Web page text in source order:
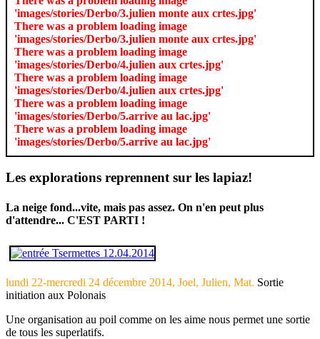
'images/stories/Derbo/3.julien monte aux crtes.jpg'
There was a problem loading image
'images/stories/Derbo/3.julien monte aux crtes.jpg'
There was a problem loading image
'images/stories/Derbo/4.julien aux crtes.jpg'
There was a problem loading image
'images/stories/Derbo/4.julien aux crtes.jpg'
There was a problem loading image
'images/stories/Derbo/5.arrive au lac.jpg'
There was a problem loading image
'images/stories/Derbo/5.arrive au lac.jpg'
Les explorations reprennent sur les lapiaz!
La neige fond...vite, mais pas assez. On n'en peut plus
d'attendre... C'EST PARTI !
lundi 22-mercredi 24 décembre 2014, Joel, Julien, Mat. Sortie
initiation aux Polonais
Une organisation au poil comme on les aime nous permet une sortie
de tous les superlatifs.